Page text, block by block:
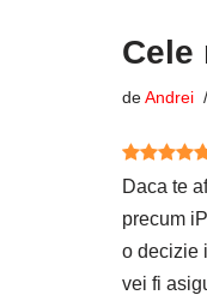
Cele
deAndrei
Daca te
precum
o decizie
vei fi